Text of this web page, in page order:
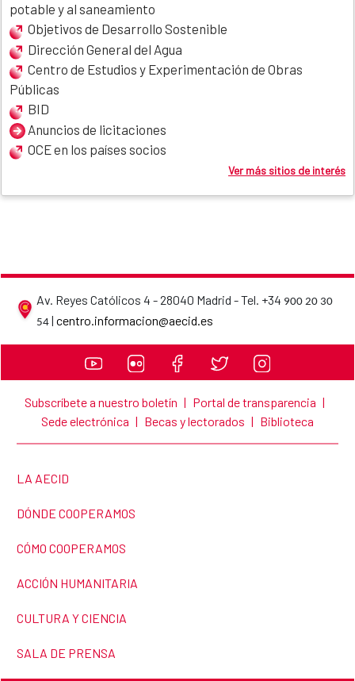
potable y al saneamiento
Objetivos de Desarrollo Sostenible
Dirección General del Agua
Centro de Estudios y Experimentación de Obras
Públicas
BID
Anuncios de licitaciones
OCE en los países socios
Ver más sitios de interés
Av. Reyes Católicos 4 - 28040 Madrid - Tel. +34 900 20 30
54 | centro.informacion@aecid.esAECID contact details
Subscríbete a nuestro boletín | Portal de transparencia |
Sede electrónica | Becas y lectorados | Biblioteca
LINK TO THE WEBSITE:
LA AECID
LINK TO THE WEBSITE:
DÓNDE COOPERAMOS
LINK TO THE WEBSITE:
CÓMO COOPERAMOS
LINK TO THE WEBSITE:
ACCIÓN HUMANITARIA
LINK TO THE WEBSITE:
CULTURA Y CIENCIA
LINK TO THE WEBSITE:
SALA DE PRENSA